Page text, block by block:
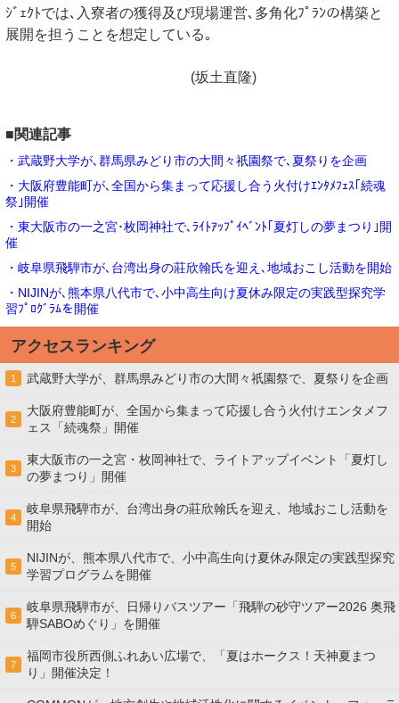
ｼﾞｪｸﾄでは､入寮者の獲得及び現場運営､多角化ﾌﾟﾗﾝの構築と
展開を担うことを想定している｡
(坂土直隆)
■関連記事
・武蔵野大学が､群馬県みどり市の大間々祇園祭で､夏祭りを企画
・大阪府豊能町が､全国から集まって応援し合う火付けｴﾝﾀﾒﾌｪｽ｢続魂
祭｣開催
・東大阪市の一之宮･枚岡神社で､ﾗｲﾄｱｯﾌﾟｲﾍﾞﾝﾄ｢夏灯しの夢まつり｣開
催
・岐阜県飛騨市が､台湾出身の莊欣翰氏を迎え､地域おこし活動を開始
・NIJINが､熊本県八代市で､小中高生向け夏休み限定の実践型探究学
習ﾌﾟﾛｸﾞﾗﾑを開催
アクセスランキング
1 武蔵野大学が、群馬県みどり市の大間々祇園祭で、夏祭りを企画
2
大阪府豊能町が、全国から集まって応援し合う火付けエンタメフ
ェス「続魂祭」開催
3
東大阪市の一之宮・枚岡神社で、ライトアップイベント「夏灯し
の夢まつり」開催
4
岐阜県飛騨市が、台湾出身の莊欣翰氏を迎え、地域おこし活動を
開始
5
NIJINが、熊本県八代市で、小中高生向け夏休み限定の実践型探究
学習プログラムを開催
6
岐阜県飛騨市が、日帰りバスツアー「飛騨の砂守ツアー2026 奥飛
騨SABOめぐり」を開催
7
福岡市役所西側ふれあい広場で、「夏はホークス！天神夏まつ
り」開催決定！